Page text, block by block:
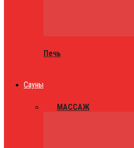
Печь
Сауны
МАССАЖ